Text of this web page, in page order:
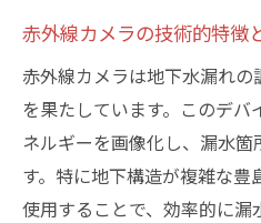
赤外線カメラの技術的特徴
赤外線カメラは地下水漏れ
を果たしています。このデ
ネルギーを画像化し、漏水
す。特に地下構造が複雑な豊
使用することで、効率的に